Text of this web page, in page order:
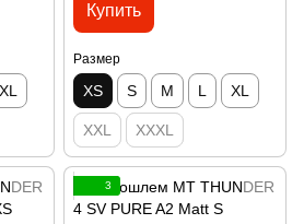
XL
Купить
Размер
XS S M L XL
XXL XXXL
3